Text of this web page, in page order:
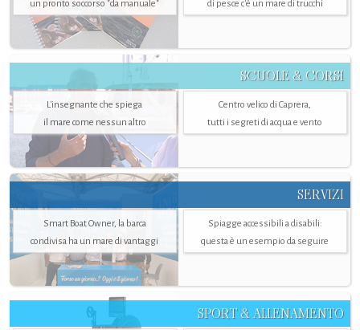
un pronto soccorso "da manuale"
di pesce c'è un mare di trucchi
SCUOLE & CORSI
L'insegnante che spiega
il mare come nessun altro
Centro velico di Caprera,
tutti i segreti di acqua e vento
SERVIZI
Smart Boat Owner, la barca
condivisa ha un mare di vantaggi
Spiagge accessibili a disabili:
questa è un esempio da seguire
SPORT & ALLENAMENTO